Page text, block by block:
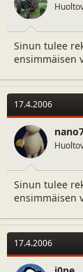
Sinun tulee
ensimmäisen
17.4.2006
Sinun tulee
ensimmäisen
17.4.2006